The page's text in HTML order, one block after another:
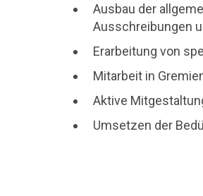
Ausbau der
Ausschreibungen
Erarbeitung von
Mitarbeit in
Aktive
Umsetzen der